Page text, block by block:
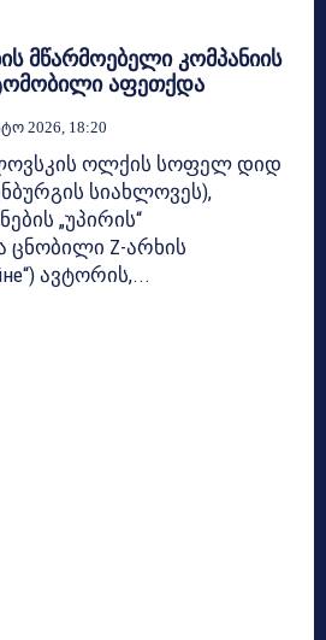
მწარმოებელი კომპანიის
აფეთქდა
2026, 18:20
ოლქის სოფელ დიდ
სიახლოვეს),
„უპირის“
ცნობილი Z-არხის
ავტორის,...